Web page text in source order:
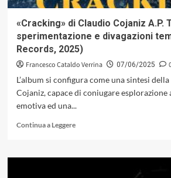
Records,
«Cracking» di Claudio Cojaniz A.P.
sperimentazione e divagazioni
Records, 2025)
Francesco Cataldo Verrina 07/06/2025
L’album si configura come una sintesi
Cojaniz, capace di coniugare
emotiva ed una...
Continua a LeggereLeggi
su